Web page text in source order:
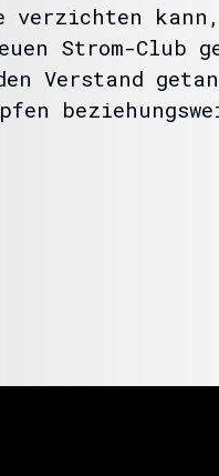
verzichten kann,
Strom-Club
Verstand